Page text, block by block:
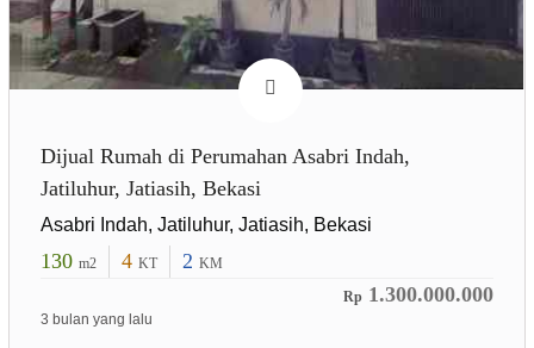
Dijual Rumah di Perumahan Asabri Indah,
Jatiluhur, Jatiasih, Bekasi
Asabri Indah, Jatiluhur, Jatiasih, Bekasi
130 m2 4 KT 2 KM
Rp 1.300.000.000
3 bulan yang lalu